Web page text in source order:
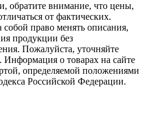
обратите внимание, что цены,
от фактических.
собой право менять описания,
продукции без
Пожалуйста, уточняйте
о товарах на сайте
определяемой положениями
Российской Федерации.